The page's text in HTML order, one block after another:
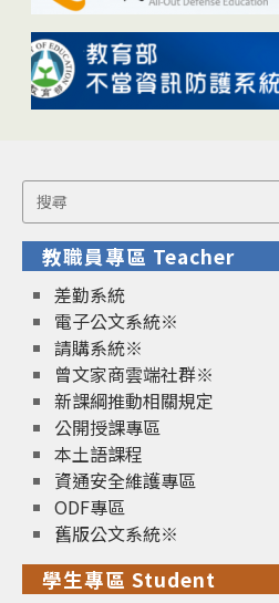
Search
for:
教職員專區 Teacher
差勤系統
電子公文系統※
請購系統※
曾文家商雲端社群※
新課綱推動相關規定
公開授課專區
本土語課程
資通安全維護專區
ODF專區
舊版公文系統※
學生專區 Student